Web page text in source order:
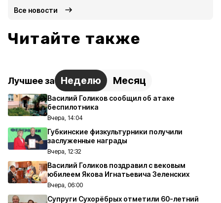
Все новости
Читайте также
Лучшее за Неделю Месяц
Василий Голиков сообщил об атаке
беспилотника
Вчера, 14:04
Губкинские физкультурники получили
заслуженные награды
Вчера, 12:32
Василий Голиков поздравил с вековым
юбилеем Якова Игнатьевича Зеленских
Вчера, 06:00
Супруги Сухорёбрых отметили 60-летний